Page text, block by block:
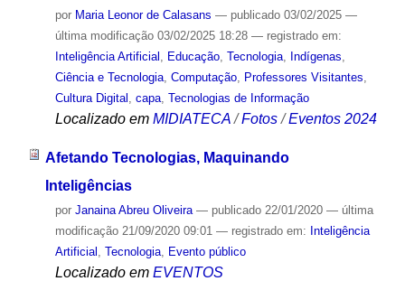
por Maria Leonor de Calasans — publicado03/02/2025 —
última modificação03/02/2025 18:28 — registrado em:
Inteligência Artificial , Educação, Tecnologia, Indígenas,
Ciência e Tecnologia, Computação, Professores Visitantes,
Cultura Digital , capa, Tecnologias de Informação
Localizado em MIDIATECA /Fotos /Eventos 2024
Afetando Tecnologias, Maquinando
Inteligências
por Janaina Abreu Oliveira — publicado22/01/2020 — última
modificação21/09/2020 09:01 — registrado em: Inteligência
Artificial
Tecnologia, Evento público
Localizado em EVENTOS